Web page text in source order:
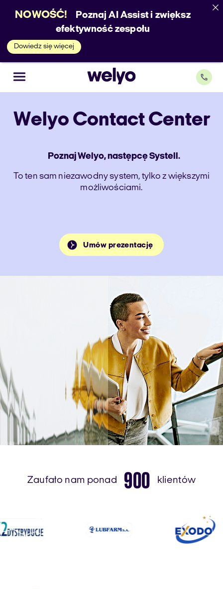
Welyo Contact Center
Poznaj Welyo, następcę Systell.
To ten sam niezawodny system, tylko z większymi
możliwościami.
Umów prezentację
Zaufało nam ponad 900 klientów
NOWOŚĆ!
Poznaj AI Assist i zwiększ
efektywność zespołu
Dowiedz się więcej